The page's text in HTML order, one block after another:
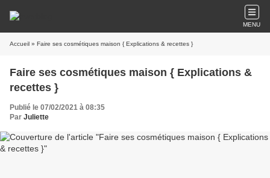
MENU
Accueil » Faire ses cosmétiques maison { Explications & recettes }
Faire ses cosmétiques maison { Explications &
recettes }
Publié le 07/02/2021 à 08:35
Par Juliette